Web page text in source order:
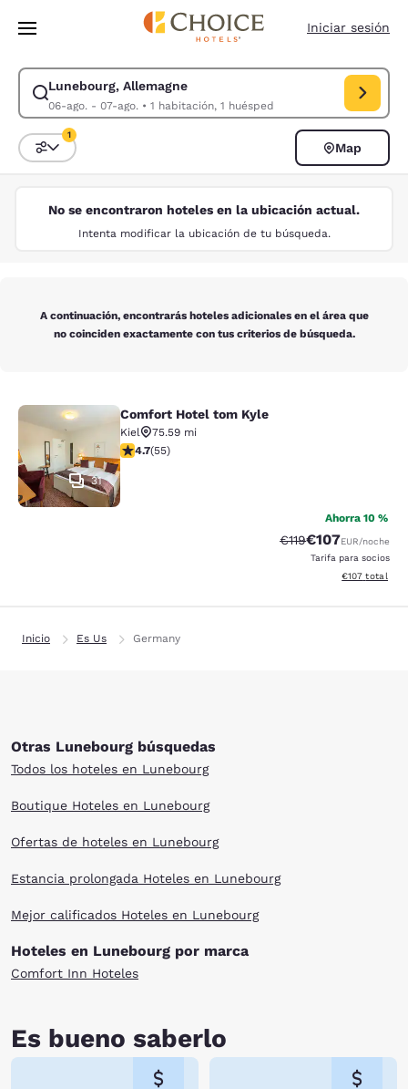
Pasar A Contenido Principal
Iniciar sesión
Lunebourg, Allemagne
06-ago. - 07-ago.• 1 habitación, 1 huésped
Modificar la búsqueda de Lunebourg, Allemagne. Fecha de check-in
Ordenar y filtrar
1
Map
No se encontraron hoteles en la ubicación actual.
Intenta modificar la ubicación de tu búsqueda.
A continuación, encontrarás hoteles adicionales en el área que
no coinciden exactamente con tus criterios de búsqueda.
Comfort Hotel tom Kyle
31
Comfort Hotel tom Kyle
Kiel
75.59 mi
calificación de 4.69 estrellas. Excepcional. 55 reseñas
4.7(55)
Ahorra 10 %
Precio tachado:
€119Precio con
€107EUR/noche
Tarifa para socios
Ver detalles
€107 total
Inicio Es Us Germany
Otras Lunebourg búsquedas
Todos los hoteles en Lunebourg
Boutique Hoteles en Lunebourg
Ofertas de hoteles en Lunebourg
Estancia prolongada Hoteles en Lunebourg
Mejor calificados Hoteles en Lunebourg
Hoteles en Lunebourg por marca
Comfort Inn Hoteles
Es bueno saberlo